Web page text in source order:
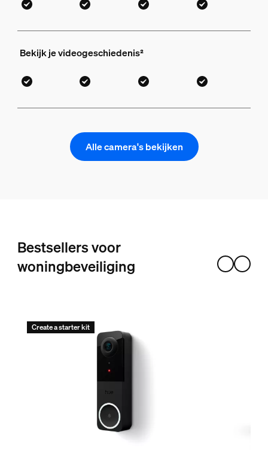
Bekijk je videogeschiedenis²
Alle camera's bekijken
Bestsellers voor
woningbeveiliging
Create a starter kit